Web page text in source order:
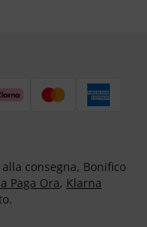
consegna, Bonifico
Paga Ora, Klarna